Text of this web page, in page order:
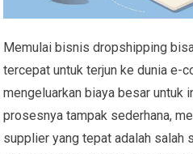
Memulai bisnis dropshipping
tercepat untuk terjun ke dunia e-
mengeluarkan biaya besar untuk
prosesnya tampak sederhana,
supplier yang tepat adalah salah